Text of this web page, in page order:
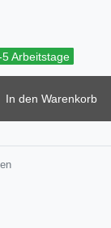
Arbeitstage
In den Warenkorb